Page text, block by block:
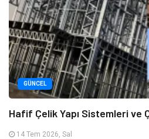
GÜNCEL
Hafif Çelik Yapı Sistemleri ve
14 Tem 2026, Sal